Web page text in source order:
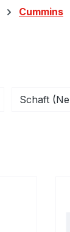
Cummins
Schaft